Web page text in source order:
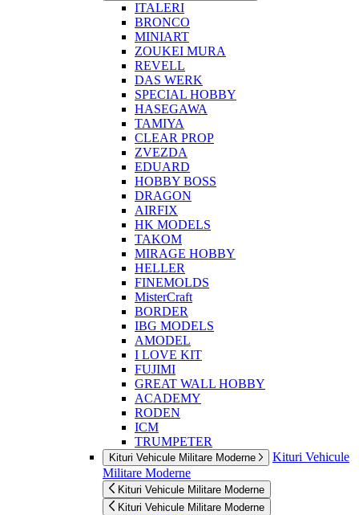
ITALERI
BRONCO
MINIART
ZOUKEI MURA
REVELL
DAS WERK
SPECIAL HOBBY
HASEGAWA
TAMIYA
CLEAR PROP
ZVEZDA
EDUARD
HOBBY BOSS
DRAGON
AIRFIX
HK MODELS
TAKOM
MIRAGE HOBBY
HELLER
FINEMOLDS
MisterCraft
BORDER
IBG MODELS
AMODEL
I LOVE KIT
FUJIMI
GREAT WALL HOBBY
ACADEMY
RODEN
ICM
TRUMPETER
Kituri Vehicule Militare Moderne
Kituri Vehicule
Militare Moderne
Kituri Vehicule Militare Moderne
Kituri Vehicule Militare Moderne